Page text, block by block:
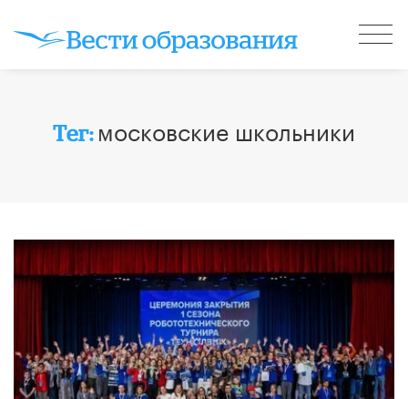
Тег: московские школьники